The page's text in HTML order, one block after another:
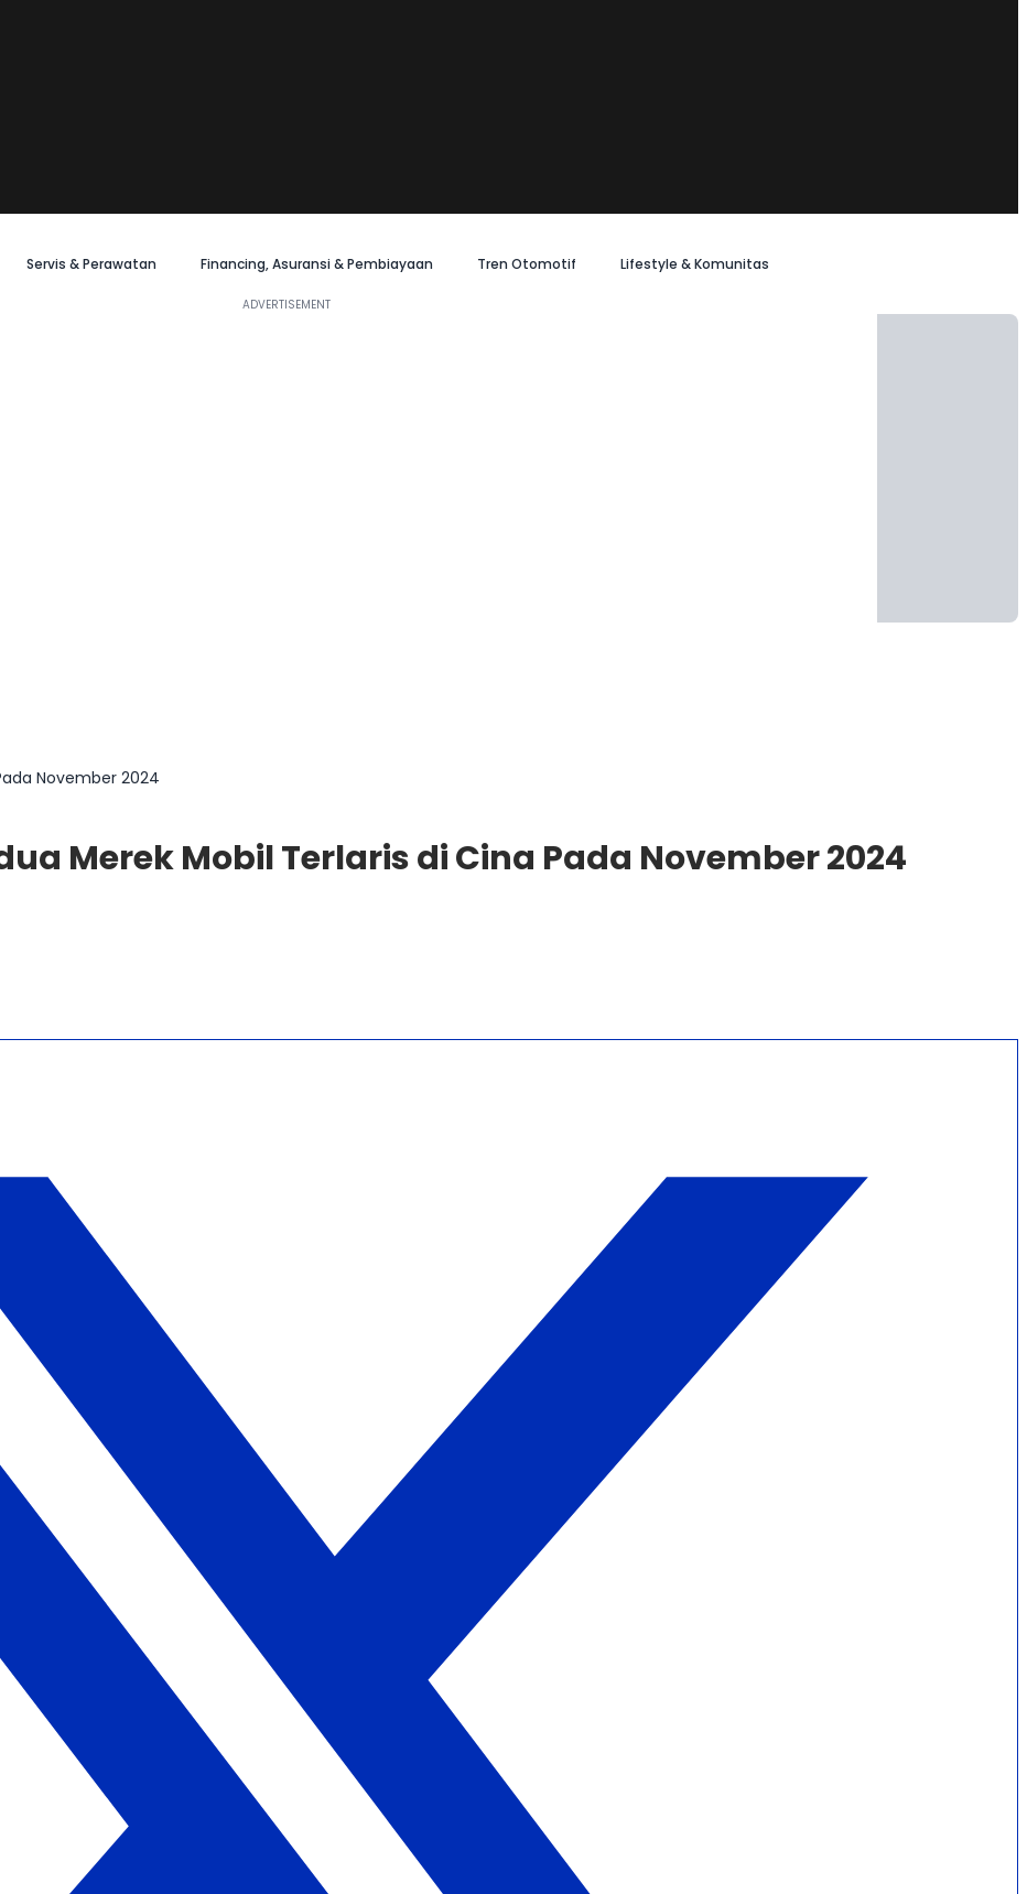
Servis & Perawatan Financing, Asuransi & Pembiayaan Tren Otomotif Lifestyle & Komunitas
November 2024
Merek Mobil Terlaris di Cina Pada November 2024